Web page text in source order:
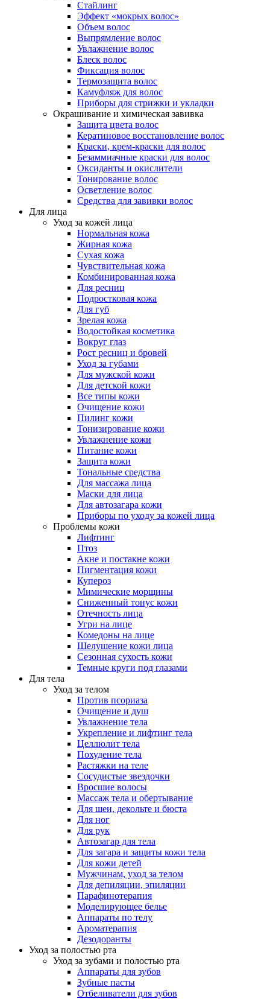
Стайлинг
Эффект «мокрых волос»
Объем волос
Выпрямление волос
Увлажнение волос
Блеск волос
Фиксация волос
Термозащита волос
Камуфляж для волос
Приборы для стрижки и укладки
Окрашивание и химическая завивка
Защита цвета волос
Кератиновое восстановление волос
Краски, крем-краски для волос
Безаммиачные краски для волос
Оксиданты и окислители
Тонирование волос
Осветление волос
Средства для завивки волос
Для лица
Уход за кожей лица
Нормальная кожа
Жирная кожа
Сухая кожа
Чувствительная кожа
Комбинированная кожа
Для ресниц
Подростковая кожа
Для губ
Зрелая кожа
Водостойкая косметика
Вокруг глаз
Рост ресниц и бровей
Уход за губами
Для мужской кожи
Для детской кожи
Все типы кожи
Очищение кожи
Пилинг кожи
Тонизирование кожи
Увлажнение кожи
Питание кожи
Защита кожи
Тональные средства
Для массажа лица
Маски для лица
Для автозагара кожи
Приборы по уходу за кожей лица
Проблемы кожи
Лифтинг
Птоз
Акне и постакне кожи
Пигментация кожи
Купероз
Мимические морщины
Сниженный тонус кожи
Отечность лица
Угри на лице
Комедоны на лице
Шелушение кожи лица
Сезонная сухость кожи
Темные круги под глазами
Для тела
Уход за телом
Против псориаза
Очищение и душ
Увлажнение тела
Укрепление и лифтинг тела
Целлюлит тела
Похудение тела
Растяжки на теле
Сосудистые звездочки
Вросшие волосы
Массаж тела и обертывание
Для шеи, декольте и бюста
Для ног
Для рук
Автозагар для тела
Для загара и защиты кожи тела
Для кожи детей
Мужчинам, уход за телом
Для депиляции, эпиляции
Парафинотерапия
Моделирующее белье
Аппараты по телу
Ароматерапия
Дезодоранты
Уход за полостью рта
Уход за зубами и полостью рта
Аппараты для зубов
Зубные пасты
Отбеливатели для зубов